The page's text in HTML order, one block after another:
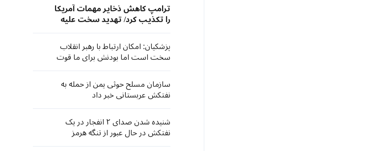
ترامپ کاهش ذخایر مهمات آمریکا
را تکذیب کرد/ تهدید سخت علیه
«افشاگران»
پزشکیان: امکان ارتباط با رهبر انقلاب
سخت است اما بودنش برای ما قوت
قلب است
سازمان مسلح حوثی یمن از حمله به
نفتکش عربستانی خبر داد
شنیده شدن صدای ۲ انفجار در یک
نفتکش در حال عبور از تنگه هرمز